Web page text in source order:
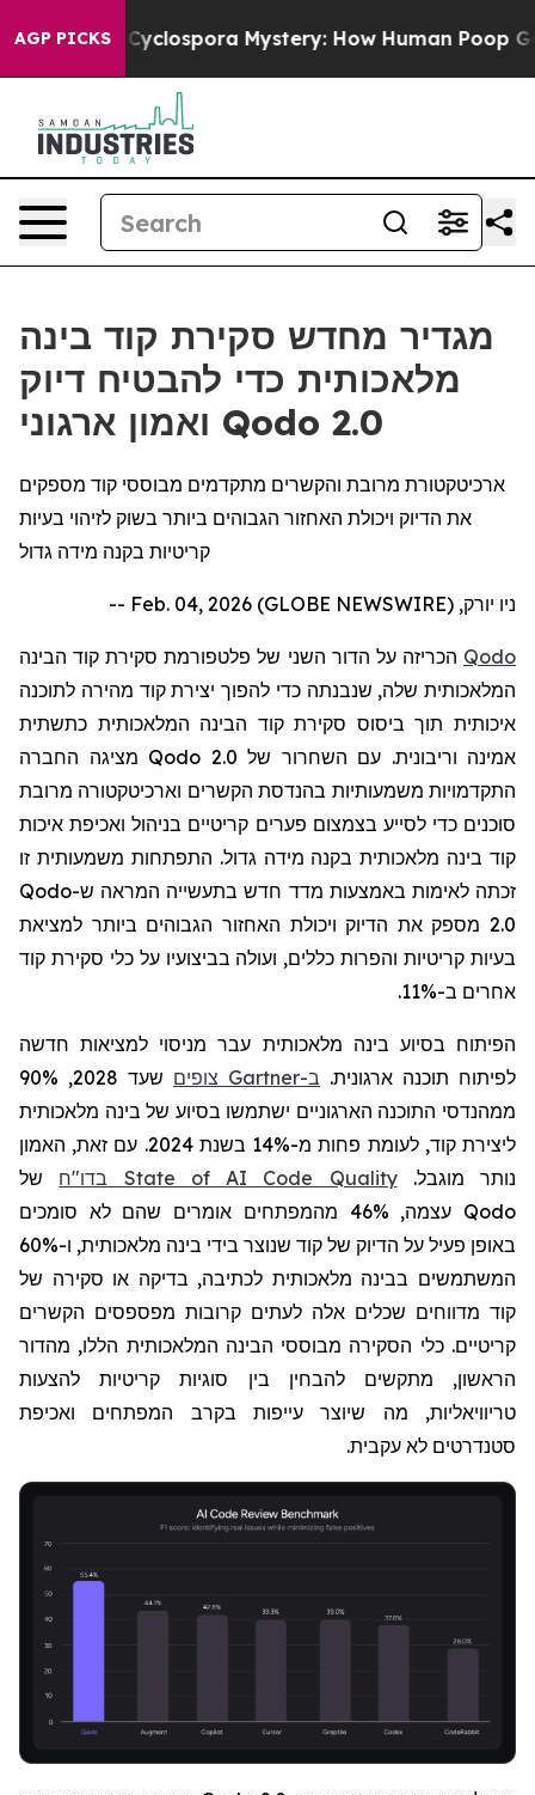
AGP PICKS
The Cyclospora Mystery: How Human Poop Got
מגדיר מחדש סקירת קוד בינה
מלאכותית כדי להבטיח דיוק
ואמון ארגוני Qodo 2.0
ארכיטקטורת מרובת והקשרים מתקדמים מבוססי קוד מספקים
את הדיוק ויכולת האחזור הגבוהים ביותר בשוק לזיהוי בעיות
קריטיות בקנה מידה גדול
ניו יורק, Feb. 04, 2026 (GLOBE NEWSWIRE) --
Qodo הכריזה על הדור השני של פלטפורמת סקירת קוד הבינה
המלאכותית שלה, שנבנתה כדי להפוך יצירת קוד מהירה לתוכנה
איכותית תוך ביסוס סקירת קוד הבינה המלאכותית כתשתית
אמינה וריבונית. עם השחרור של Qodo 2.0 מציגה החברה
התקדמויות משמעותיות בהנדסת הקשרים וארכיטקטורה מרובת
סוכנים כדי לסייע בצמצום פערים קריטיים בניהול ואכיפת איכות
קוד בינה מלאכותית בקנה מידה גדול. התפתחות משמעותית זו
זכתה לאימות באמצעות מדד חדש בתעשייה המראה ש-Qodo
2.0 מספק את הדיוק ויכולת האחזור הגבוהים ביותר למציאת
בעיות קריטיות והפרות כללים, ועולה בביצועיו על כלי סקירת קוד
אחרים ב-11%.
הפיתוח בסיוע בינה מלאכותית עבר מניסוי למציאות חדשה
לפיתוח תוכנה ארגונית. ב-Gartner צופים
שעד 2028, 90%
ממהנדסי התוכנה הארגוניים ישתמשו בסיוע של בינה מלאכותית
ליצירת קוד, לעומת פחות מ-14% בשנת 2024. עם זאת, האמון
נותר מוגבל.בדו"ח State of AI Code Quality
של
Qodo עצמה, 46% מהמפתחים אומרים שהם לא סומכים
באופן פעיל על הדיוק של קוד שנוצר בידי בינה מלאכותית, ו-60%
המשתמשים בבינה מלאכותית לכתיבה, בדיקה או סקירה של
קוד מדווחים שכלים אלה לעתים קרובות מפספסים הקשרים
קריטיים. כלי הסקירה מבוססי הבינה המלאכותית הללו, מהדור
הראשון, מתקשים להבחין בין סוגיות קריטיות להצעות
טריוויאליות, מה שיוצר עייפות בקרב המפתחים ואכיפת
סטנדרטים לא עקבית.